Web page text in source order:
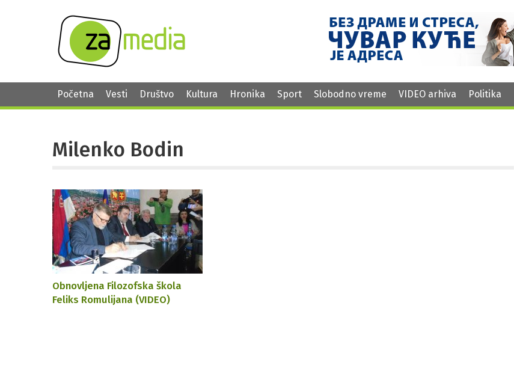
Početna Vesti Društvo Kultura Hronika Sport Slobodno vreme VIDEO arhiva Politika
Milenko Bodin
Obnovljena Filozofska škola
Feliks Romulijana (VIDEO)